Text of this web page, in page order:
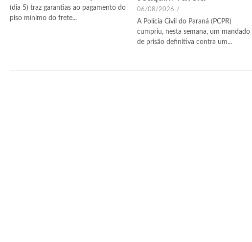
(dia 5) traz garantias ao pagamento do
piso mínimo do frete...
06/08/2026 /
A Polícia Civil do Paraná (PCPR)
cumpriu, nesta semana, um mandado
de prisão definitiva contra um...